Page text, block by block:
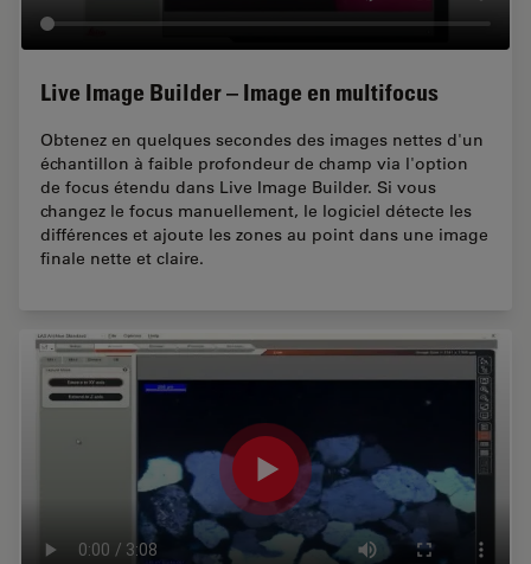
Live Image Builder – Image en multifocus
Obtenez en quelques secondes des images nettes d'un
échantillon à faible profondeur de champ via l'option
de focus étendu dans Live Image Builder. Si vous
changez le focus manuellement, le logiciel détecte les
différences et ajoute les zones au point dans une image
finale nette et claire.